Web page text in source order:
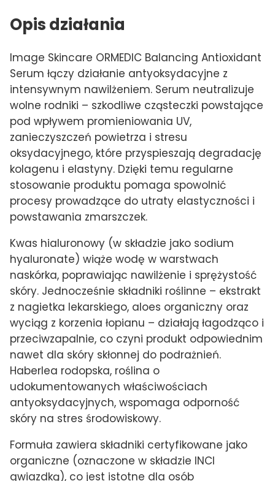
Opis działania
Image Skincare ORMEDIC Balancing Antioxidant
Serum łączy działanie antyoksydacyjne z
intensywnym nawilżeniem. Serum neutralizuje
wolne rodniki – szkodliwe cząsteczki powstające
pod wpływem promieniowania UV,
zanieczyszczeń powietrza i stresu
oksydacyjnego, które przyspieszają degradację
kolagenu i elastyny. Dzięki temu regularne
stosowanie produktu pomaga spowolnić
procesy prowadzące do utraty elastyczności i
powstawania zmarszczek.
Kwas hialuronowy (w składzie jako sodium
hyaluronate) wiąże wodę w warstwach
naskórka, poprawiając nawilżenie i sprężystość
skóry. Jednocześnie składniki roślinne – ekstrakt
z nagietka lekarskiego, aloes organiczny oraz
wyciąg z korzenia łopianu – działają łagodząco i
przeciwzapalnie, co czyni produkt odpowiednim
nawet dla skóry skłonnej do podrażnień.
Haberlea rodopska, roślina o
udokumentowanych właściwościach
antyoksydacyjnych, wspomaga odporność
skóry na stres środowiskowy.
Formuła zawiera składniki certyfikowane jako
organiczne (oznaczone w składzie INCI
gwiazdką), co jest istotne dla osób